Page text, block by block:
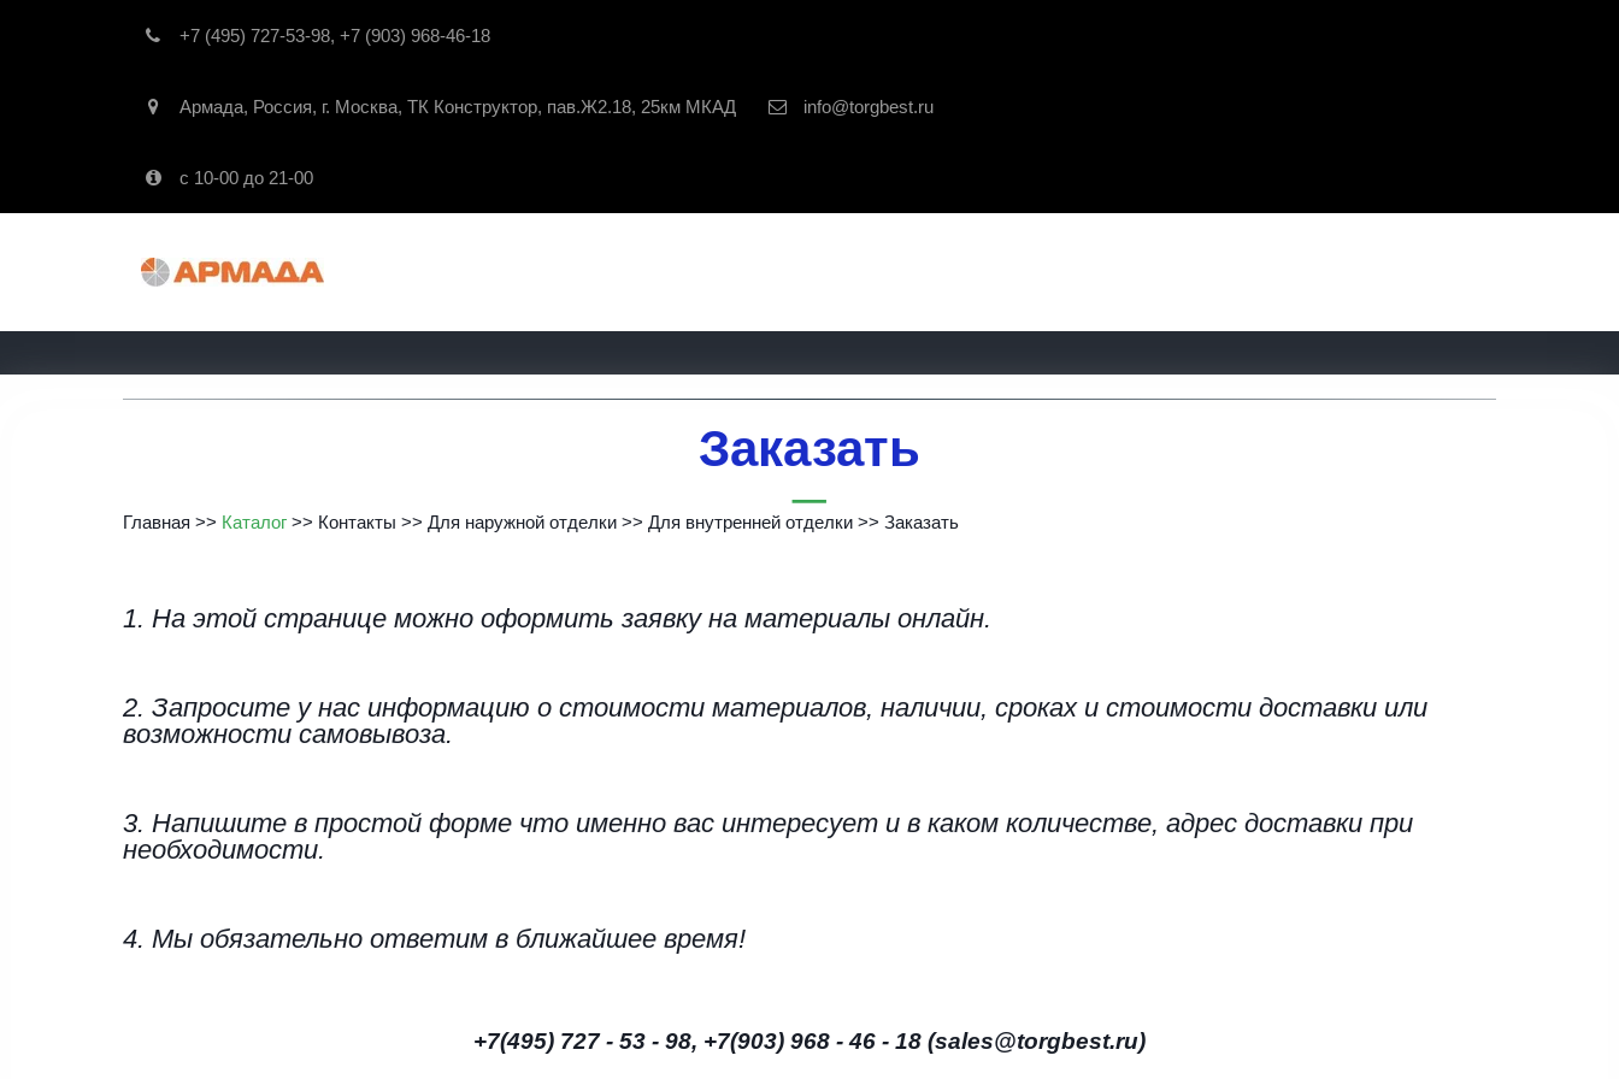
+7 (495) 727-53-98, +7 (903) 968-46-18
Армада, Россия, г. Москва, ТК Конструктор, пав.Ж2.18, 25км МКАД info@torgbest.ru
с 10-00 до 21-00
Заказать
Главная >> Каталог >> Контакты >> Для наружной отделки >> Для внутренней отделки >> Заказать
1. На этой странице можно оформить заявку на материалы онлайн.
2. Запросите у нас информацию о стоимости материалов, наличии, сроках и стоимости доставки или
возможности самовывоза.
3. Напишите в простой форме что именно вас интересует и в каком количестве, адрес доставки при
необходимости.
4. Мы обязательно ответим в ближайшее время!
+7(495) 727 - 53 - 98, +7(903) 968 - 46 - 18 (sales@torgbest.ru)